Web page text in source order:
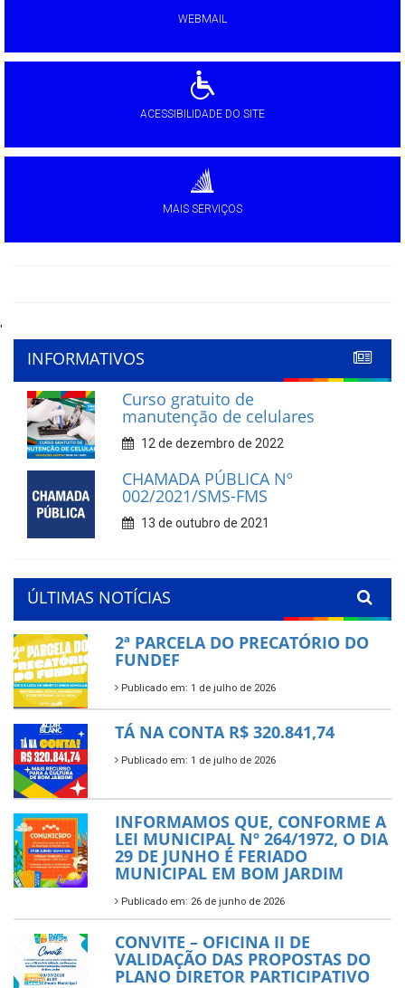
WEBMAIL
ACESSIBILIDADE DO SITE
MAIS SERVIÇOS
'
INFORMATIVOS
Curso gratuito de
manutenção de celulares
12 de dezembro de 2022
CHAMADA PÚBLICA Nº
002/2021/SMS-FMS
13 de outubro de 2021
ÚLTIMAS NOTÍCIAS
2ª PARCELA DO PRECATÓRIO DO
FUNDEF
Publicado em: 1 de julho de 2026
TÁ NA CONTA R$ 320.841,74
Publicado em: 1 de julho de 2026
INFORMAMOS QUE, CONFORME A
LEI MUNICIPAL Nº 264/1972, O DIA
29 DE JUNHO É FERIADO
MUNICIPAL EM BOM JARDIM
Publicado em: 26 de junho de 2026
CONVITE – OFICINA II DE
VALIDAÇÃO DAS PROPOSTAS DO
PLANO DIRETOR PARTICIPATIVO